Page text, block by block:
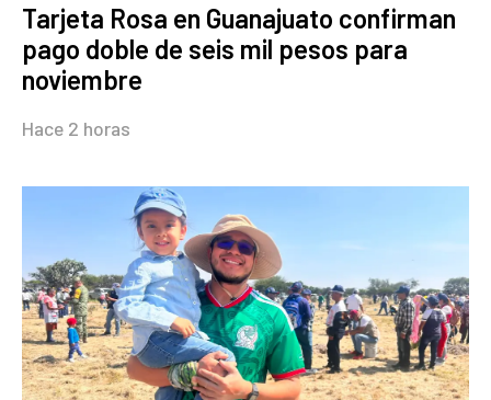
Tarjeta Rosa en Guanajuato confirman
pago doble de seis mil pesos para
noviembre
Hace 2 horas